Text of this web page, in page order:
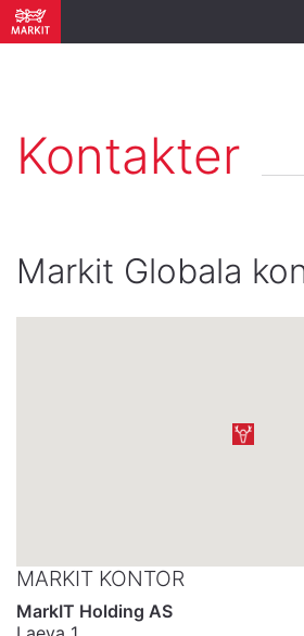
Kontakter
Markit Globala
MARKIT KONTOR
MarkIT Holding AS